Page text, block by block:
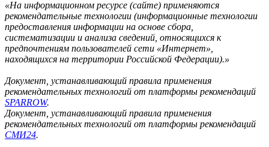
«На информационном ресурсе (сайте) применяются
рекомендательные технологии (информационные технологии
предоставления информации на основе сбора,
систематизации и анализа сведений, относящихся к
предпочтениям пользователей сети «Интернет»,
находящихся на территории Российской Федерации).»
Документ, устанавливающий правила применения
рекомендательных технологий от платформы рекомендаций
SPARROW.
Документ, устанавливающий правила применения
рекомендательных технологий от платформы рекомендаций
СМИ24.